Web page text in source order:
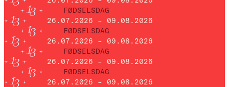
FØDSELSDAG
26.07.2026 – 09.08.2026
FØDSELSDAG
26.07.2026 – 09.08.2026
FØDSELSDAG
26.07.2026 – 09.08.2026
FØDSELSDAG
26.07.2026 – 09.08.2026